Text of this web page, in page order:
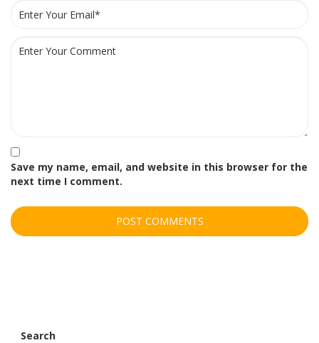
Save my name, email, and website in this browser for the
next time I comment.
Search